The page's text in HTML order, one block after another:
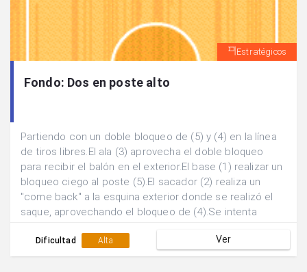
Estratégicos
Fondo: Dos en poste alto
Partiendo con un doble bloqueo de (5) y (4) en la línea
de tiros libres.El ala (3) aprovecha el doble bloqueo
para recibir el balón en el exterior.El base (1) realizar un
bloqueo ciego al poste (5).El sacador (2) realiza un
"come back" a la esquina exterior donde se realizó el
saque, aprovechando el bloqueo de (4).Se intenta
sacador (2).
Dificultad Alta Ver